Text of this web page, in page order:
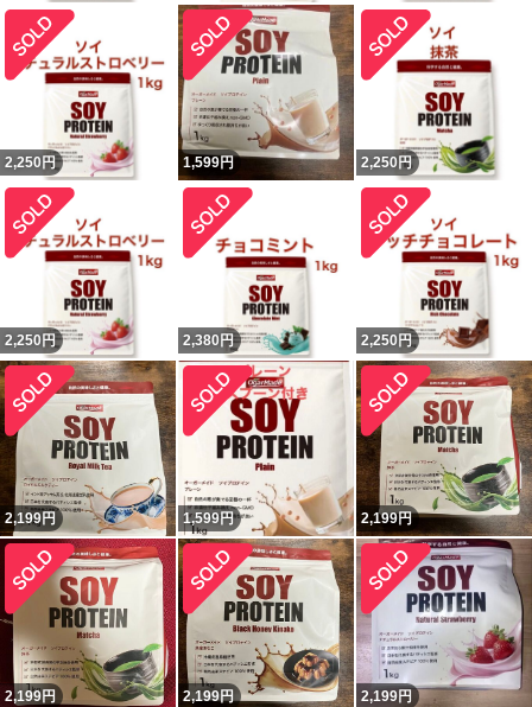
2,250 円 1,599円 2,250 円
2,250 円 2,380 円 2,250 円
2,199円 1,599円 2,199円
2,199円 2,199円 2,199円